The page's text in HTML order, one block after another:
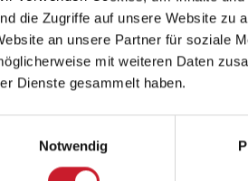
die Zugriffe auf unsere Website zu
an unsere Partner für soziale
mit weiteren Daten
Dienste gesammelt haben.
Notwendig
Kühlschrank
Mikrowelle
Tiefkühler: 30 l
Tiefkühlschrank
Whirlpool